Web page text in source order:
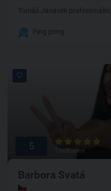
Tomáš Janásek profesionální
Ping pong
5 7 hodnocení
Barbora Svatá